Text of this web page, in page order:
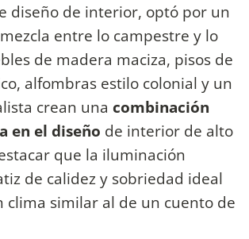
diseño de interior, optó por un
entre lo campestre y lo
de madera maciza, pisos de
alfombras estilo colonial y un
crean una combinación
en el diseño de interior de alto
que la iluminación
de calidez y sobriedad ideal
clima similar al de un cuento de